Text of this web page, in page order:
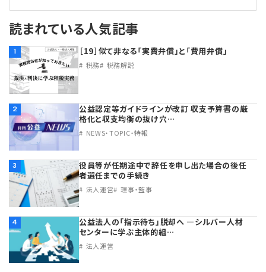
【連載】公益法人会計検定試験一問一答
【連載】公益法人のための「新公益信託」活用戦略
【連載】事務局だよりPLUS
【連載】テーマで紐解く逆引きガイドライン
【連載】悩みと向き合う経営学
【連載】非営利法人AtoZei
【連載】労務管理の歩き方
【連載】AI活用のすすめ
【連載】IT実務一問一答
読まれている人気記事
1 ［19］似て非なる「実費弁償」と「費用弁償」
税務 税務解説
2
公益認定等ガイドラインが改訂 収支予算書の厳
格化と収支均衡の抜け穴…
NEWS・TOPIC・特報
3
役員等が任期途中で辞任を申し出た場合の後任
者選任までの手続き
法人運営 理事・監事
4
公益法人の「指示待ち」脱却へ ―シルバー人材
センターに学ぶ主体的組…
法人運営